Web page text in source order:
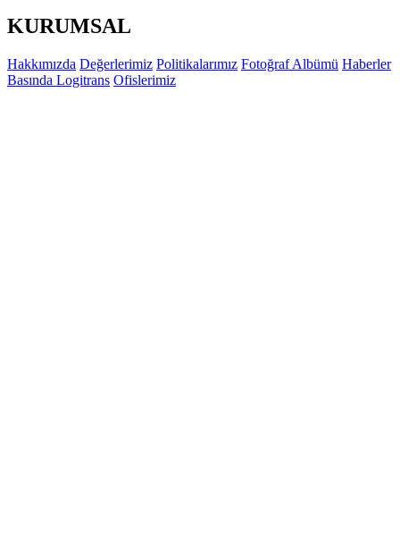
KURUMSAL
Hakkımızda Değerlerimiz Politikalarımız Fotoğraf Albümü Haberler
Basında Logitrans Ofislerimiz